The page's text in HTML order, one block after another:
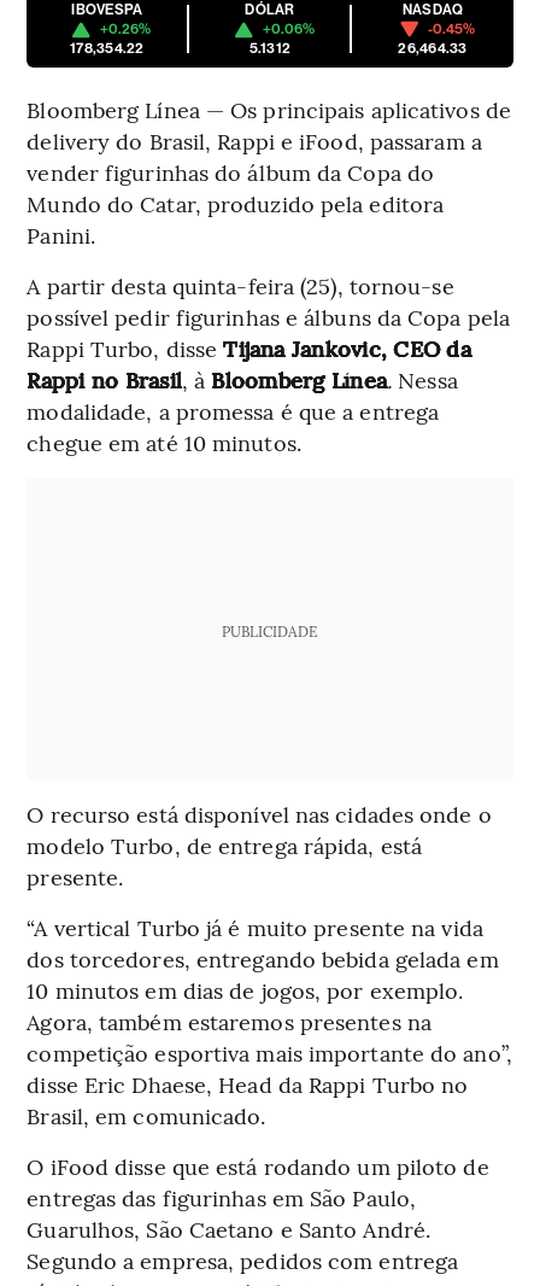
IBOVESPA
+0.26%
178,354.22
DÓLAR
+0.06%
5.1312
NASDAQ
-0.45%
26,464.33
Bloomberg Línea — Os principais aplicativos de
delivery do Brasil, Rappi e iFood, passaram a
vender figurinhas do álbum da Copa do
Mundo do Catar, produzido pela editora
Panini.
A partir desta quinta-feira (25), tornou-se
possível pedir figurinhas e álbuns da Copa pela
Rappi Turbo, disseTijana Jankovic, CEO da
Rappi no Brasil, à Bloomberg Línea. Nessa
modalidade, a promessa é que a entrega
chegue em até 10 minutos.
PUBLICIDADE
O recurso está disponível nas cidades onde o
modelo Turbo, de entrega rápida, está
presente.
“A vertical Turbo já é muito presente na vida
dos torcedores, entregando bebida gelada em
10 minutos em dias de jogos, por exemplo.
Agora, também estaremos presentes na
competição esportiva mais importante do ano”,
disse Eric Dhaese, Head da Rappi Turbo no
Brasil, em comunicado.
O iFood disse que está rodando um piloto de
entregas das figurinhas em São Paulo,
Guarulhos, São Caetano e Santo André.
Segundo a empresa, pedidos com entrega